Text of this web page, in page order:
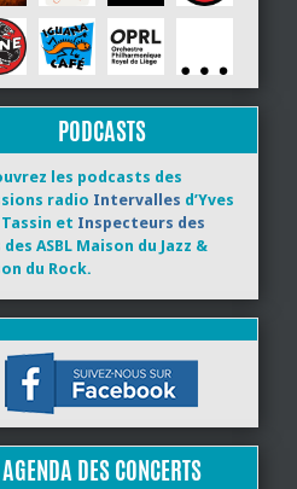
PODCASTS
les podcasts des
radio Intervalles d’Yves
Tassin et Inspecteurs des
des ASBL Maison du Jazz &
du Rock.
AGENDA DES CONCERTS